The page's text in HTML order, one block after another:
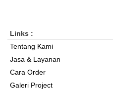
Links :
Tentang Kami
Jasa & Layanan
Cara Order
Galeri Project